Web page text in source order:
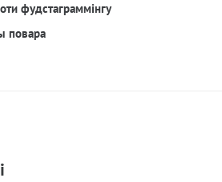
фудстаграммінгу
повара